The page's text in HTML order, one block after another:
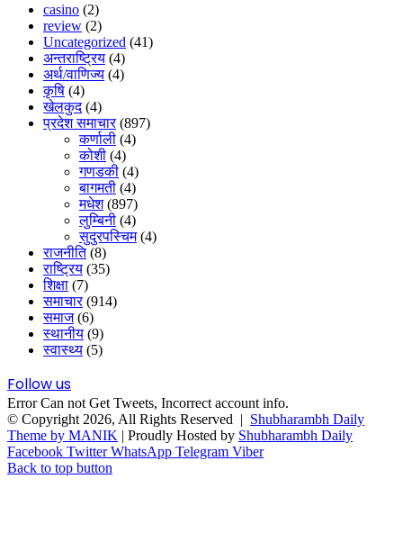
casino (2)
review (2)
Uncategorized (41)
अन्तराष्ट्रिय (4)
अर्थ/वाणिज्य (4)
कृषि (4)
खेलकुद(4)
प्रदेश समाचार(897)
कर्णाली (4)
कोशी (4)
गणडकी (4)
बागमती (4)
मधेश(897)
लुम्बिनी (4)
सुदुरपस्चिम(4)
राजनीति(8)
राष्ट्रिय (35)
शिक्षा (7)
समाचार(914)
समाज(6)
स्थानीय (9)
स्वास्थ्य (5)
Follow us
Error Can not Get Tweets, Incorrect account info.
© Copyright 2026, All Rights Reserved | Shubharambh Daily
Theme by MANIK | Proudly Hosted by Shubharambh Daily
Facebook Twitter WhatsApp Telegram Viber
Back to top button